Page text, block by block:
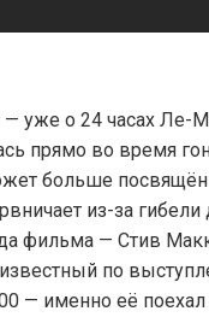
уже о 24 часах Ле-
прямо во время
больше
из-за
фильма — Стив
по
— именно её